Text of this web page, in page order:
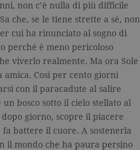
non c’è nulla di più difficile
che, se le tiene strette a sé, non
cui ha rinunciato al sogno di
perché è meno pericoloso
viverlo realmente. Ma ora Sole
amica. Così per cento giorni
con il paracadute al salire
bosco sotto il cielo stellato al
giorno, scopre il piacere
battere il cuore. A sostenerla
il mondo che ha paura persino